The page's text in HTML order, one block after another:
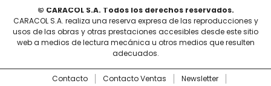
© CARACOL S.A. Todos los derechos reservados.
CARACOL S.A. realiza una reserva expresa de las reproducciones y
usos de las obras y otras prestaciones accesibles desde este sitio
web a medios de lectura mecánica u otros medios que resulten
adecuados.
Contacto Contacto Ventas
Newsletter